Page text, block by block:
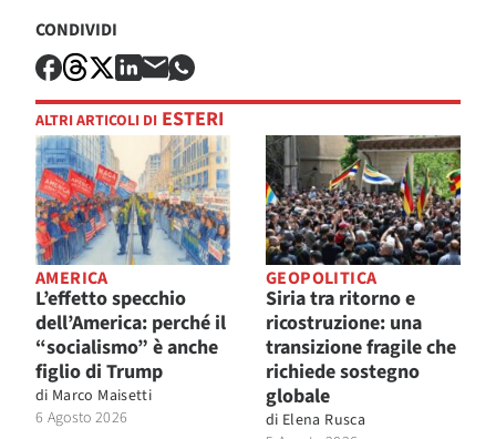
CONDIVIDI
ALTRI ARTICOLI DI ESTERI
AMERICA
L’effetto specchio
dell’America: perché il
“socialismo” è anche
figlio di Trump
di Marco Maisetti
6 Agosto 2026
GEOPOLITICA
Siria tra ritorno e
ricostruzione: una
transizione fragile che
richiede sostegno
globale
di Elena Rusca